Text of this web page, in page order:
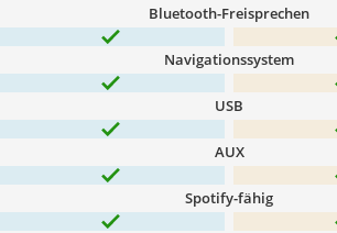
Bluetooth-Freisprechen
Navigationssystem
USB
AUX
Spotify-fähig